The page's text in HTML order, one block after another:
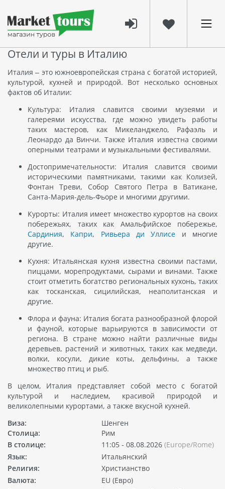
Отели и туры в Италию
Италия – это южноевропейская страна с богатой историей,
культурой, кухней и природой. Вот несколько основных
фактов об Италии:
Культура: Италия славится своими музеями и
галереями искусства, где можно увидеть работы
таких мастеров, как Микеланджело, Рафаэль и
Леонардо да Винчи. Также Италия известна своими
оперными театрами и музыкальными фестивалями.
Достопримечательности: Италия славится своими
историческими памятниками, такими как Колизей,
Фонтан Треви, Собор Святого Петра в Ватикане,
Санта-Мария-дель-Фьоре и многими другими.
Курорты: Италия имеет множество курортов на своих
побережьях, таких как Амальфийское побережье,
Сардиния, Капри, Ривьера ди Уллисе и многие
другие.
Кухня: Итальянская кухня известна своими пастами,
пиццами, морепродуктами, сырами и винами. Также
стоит отметить богатство региональных кухонь, таких
как тосканская, сицилийская, неаполитанская и
другие.
Флора и фауна: Италия богата разнообразной флорой
и фауной, которые варьируются в зависимости от
региона. В стране можно найти различные виды
деревьев, растений и животных, таких как медведи,
волки, косули, дикие коты, дельфины, а также
множество птиц и рыб.
В целом, Италия представляет собой место с богатой
культурой и наследием, красивой природой и
великолепными курортами, а также вкусной кухней.
Виза:
Шенген
Столица:
Рим
В столице:
11:05 - 08.08.2026 (Europe/Rome)
Язык:
Итальянский
Религия:
Христианство
Валюта:
EU (Евро)